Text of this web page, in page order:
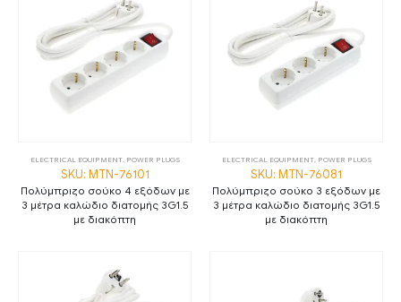
ELECTRICAL EQUIPMENT, POWER PLUGS
SKU: MTN-76101
Πολύμπριζο σούκο 4 εξόδων με
3 μέτρα καλώδιο διατομής 3G1.5
με διακόπτη
ELECTRICAL EQUIPMENT, POWER PLUGS
SKU: MTN-76081
Πολύμπριζο σούκο 3 εξόδων με
3 μέτρα καλώδιο διατομής 3G1.5
με διακόπτη